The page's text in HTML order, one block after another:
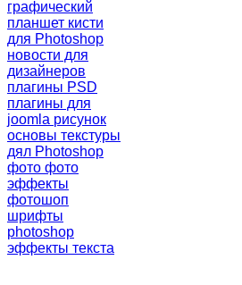
графический
планшет кисти
для Photoshop
новости для
дизайнеров
плагины PSD
плагины для
joomla рисунок
основы текстуры
дял Photoshop
фото фото
эффекты
фотошоп
шрифты
photoshop
эффекты текста